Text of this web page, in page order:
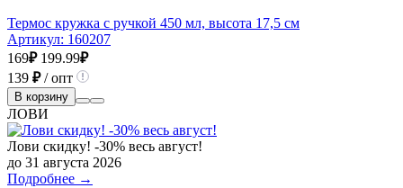
Термос кружка с ручкой 450 мл, высота 17,5 см
Артикул: 160207
169₽ 199.99₽
139 ₽/ опт
В корзину
ЛОВИ
Лови скидку! -30% весь август!
до 31 августа 2026
Подробнее →